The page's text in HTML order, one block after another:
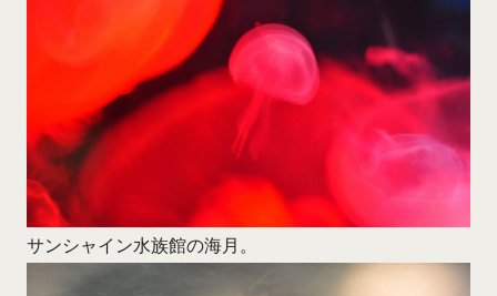
サンシャイン水族館の海月。